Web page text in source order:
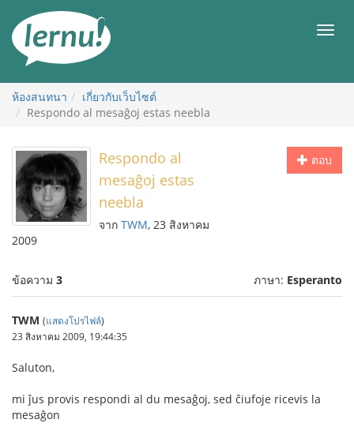
สารบัญ
เมนู
ห้องสนทนา
เกี่ยวกับเว็บไซต์
Respondo al mesaĝoj estas neebla
ตอบ
Respondo al
mesaĝoj estas
neebla
จาก TWM, 23 สิงหาคม
2009
ข้อความ 3 ภาษา: Esperanto
TWM (แสดงโปรไฟล์)
23 สิงหาคม 2009, 19:44:35
Saluton,
mi ĵus provis respondi al du mesaĝoj, sed ĉiufoje ricevis la
mesaĝon